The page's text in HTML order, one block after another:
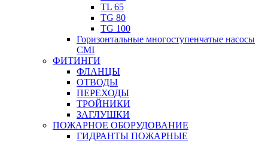
TL 65
TG 80
TG 100
Горизонтальные многоступенчатые насосы
CMI
ФИТИНГИ
ФЛАНЦЫ
ОТВОДЫ
ПЕРЕХОДЫ
ТРОЙНИКИ
ЗАГЛУШКИ
ПОЖАРНОЕ ОБОРУДОВАНИЕ
ГИДРАНТЫ ПОЖАРНЫЕ